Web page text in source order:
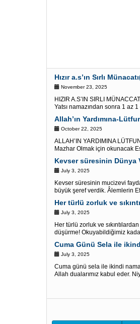
Hızır a.s’ın Sırlı
November 23, 2025
HIZIR A.S’IN SIRLI
Yatsı namazından sonra 1 az
Allah’ın Yardımına-
October 22, 2025
ALLAH’IN YARDIMINA
Mazhar Olmak için okunacak
Kevser süresinin Dünya
July 3, 2025
Kevser süresinin mucizevi
büyük şeref verdik. Âlemlerin
Her türlü zorluk ve
July 3, 2025
Her türlü zorluk ve
düşürme! Okuyabildiğimiz
Cuma Günü Sela ile
July 3, 2025
Cuma günü sela ile ikindi
Allah dualarımız kabul eder.